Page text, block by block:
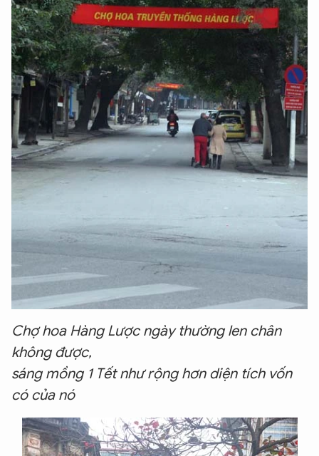
Chợ hoa Hàng Lược ngày thường len chân
không được,
sáng mồng 1 Tết như rộng hơn diện tích vốn
có của nó